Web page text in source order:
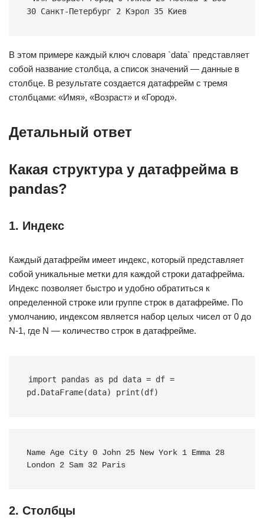
30 Санкт-Петербург 2 Кэрол 35 Киев
В этом примере каждый ключ словаря `data` представляет
собой название столбца, а список значений — данные в
столбце. В результате создается датафрейм с тремя
столбцами: «Имя», «Возраст» и «Город».
Детальный ответ
Какая структура у датафрейма в
pandas?
1. Индекс
Каждый датафрейм имеет индекс, который представляет
собой уникальные метки для каждой строки датафрейма.
Индекс позволяет быстро и удобно обратиться к
определенной строке или группе строк в датафрейме. По
умолчанию, индексом является набор целых чисел от 0 до
N-1, где N — количество строк в датафрейме.
import pandas as pd data = df =
pd.DataFrame(data) print(df)
Name Age City 0 John 25 New York 1 Emma 28
London 2 Sam 32 Paris
2. Столбцы